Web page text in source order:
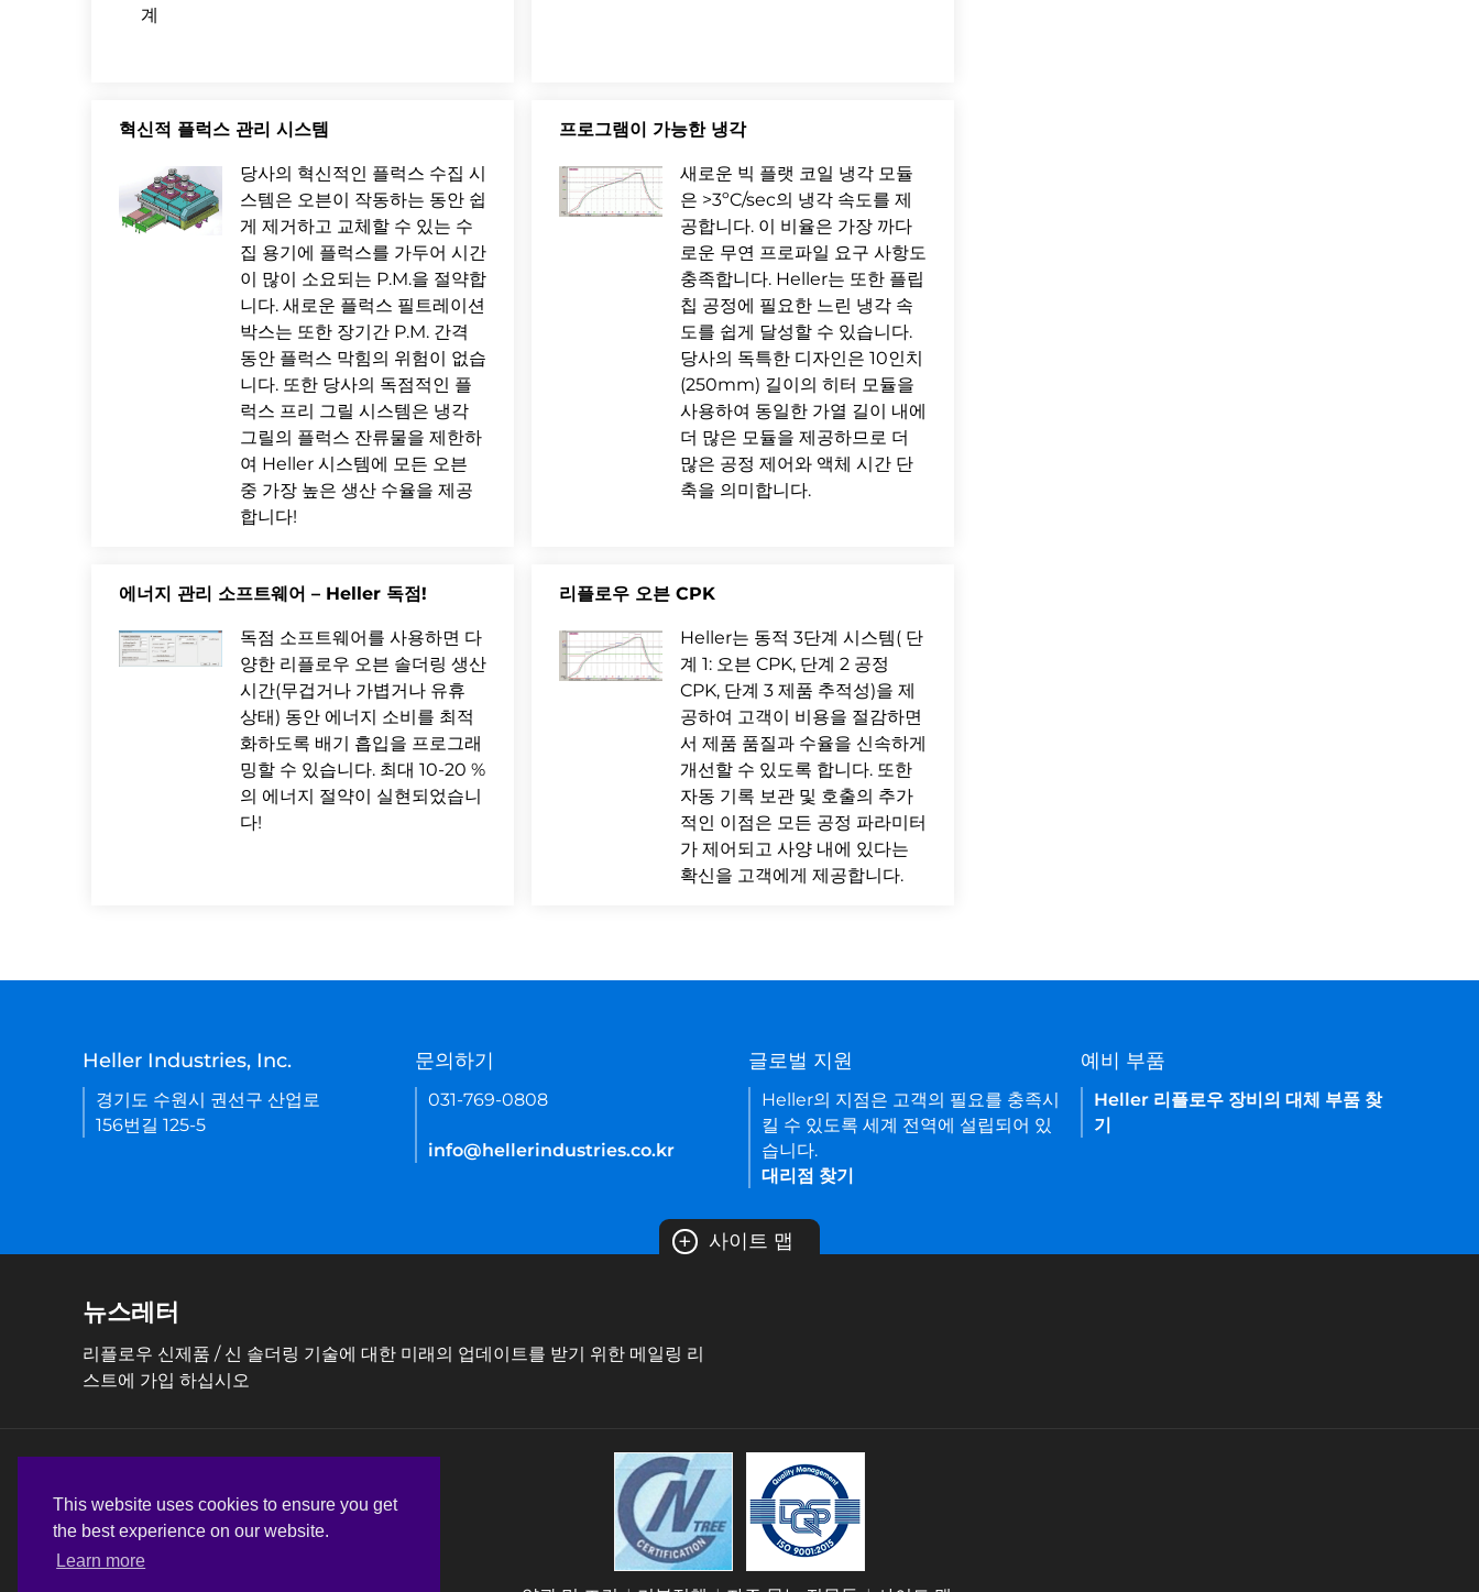
This website uses cookies to ensure you get
the best experience on our website.
Learn more
계
혁신적 플럭스 관리 시스템
당사의 혁신적인 플럭스 수집 시
스템은 오븐이 작동하는 동안 쉽
게 제거하고 교체할 수 있는 수
집 용기에 플럭스를 가두어 시간
이 많이 소요되는 P.M.을 절약합
니다. 새로운 플럭스 필트레이션
박스는 또한 장기간 P.M. 간격
동안 플럭스 막힘의 위험이 없습
니다. 또한 당사의 독점적인 플
럭스 프리 그릴 시스템은 냉각
그릴의 플럭스 잔류물을 제한하
여 Heller 시스템에 모든 오븐
중 가장 높은 생산 수율을 제공
합니다!
프로그램이 가능한 냉각
새로운 빅 플랫 코일 냉각 모듈
은 >3ºC/sec의 냉각 속도를 제
공합니다. 이 비율은 가장 까다
로운 무연 프로파일 요구 사항도
충족합니다. Heller는 또한 플립
칩 공정에 필요한 느린 냉각 속
도를 쉽게 달성할 수 있습니다.
당사의 독특한 디자인은 10인치
(250mm) 길이의 히터 모듈을
사용하여 동일한 가열 길이 내에
더 많은 모듈을 제공하므로 더
많은 공정 제어와 액체 시간 단
축을 의미합니다.
에너지 관리 소프트웨어 – Heller 독점!
독점 소프트웨어를 사용하면 다
양한 리플로우 오븐 솔더링 생산
시간(무겁거나 가볍거나 유휴
상태) 동안 에너지 소비를 최적
화하도록 배기 흡입을 프로그래
밍할 수 있습니다. 최대 10-20 %
의 에너지 절약이 실현되었습니
다!
리플로우 오븐 CPK
Heller는 동적 3단계 시스템( 단
계 1: 오븐 CPK, 단계 2 공정
CPK, 단계 3 제품 추적성)을 제
공하여 고객이 비용을 절감하면
서 제품 품질과 수율을 신속하게
개선할 수 있도록 합니다. 또한
자동 기록 보관 및 호출의 추가
적인 이점은 모든 공정 파라미터
가 제어되고 사양 내에 있다는
확신을 고객에게 제공합니다.
Heller Industries, Inc.
경기도 수원시 권선구 산업로
156번길 125-5
문의하기
031-769-0808
info@hellerindustries.co.kr
글로벌 지원
Heller의 지점은 고객의 필요를 충족시
킬 수 있도록 세계 전역에 설립되어 있
습니다.
대리점 찾기
예비 부품
Heller 리플로우 장비의 대체 부품 찾
기
+ 사이트 맵
뉴스레터
리플로우 신제품 / 신 솔더링 기술에 대한 미래의 업데이트를 받기 위한 메일링 리
스트에 가입 하십시오